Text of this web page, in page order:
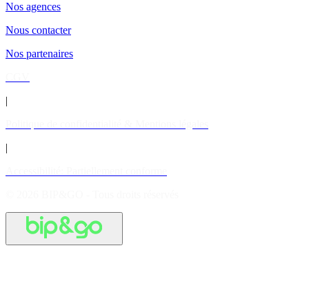
Nos agences
Nous contacter
Nos partenaires
|
|